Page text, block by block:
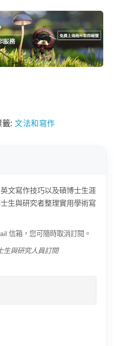
: 文法和寫作
文寫作技巧以及碩博士生涯
生與研究者整理實用學術寫
信箱，您可隨時取消訂閱。
生與研究人員訂閱